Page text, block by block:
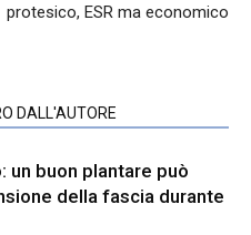
protesico, ESR ma economico
DALL'AUTORE
un buon plantare può
della fascia durante